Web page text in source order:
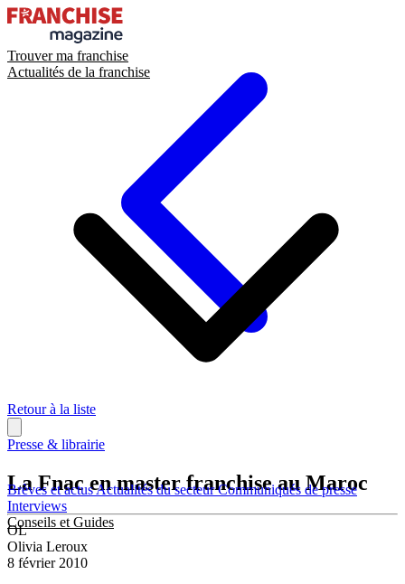
Trouver ma franchise
Actualités de la franchise
Brèves et actusActualités du secteurCommuniqués de presse
Interviews
Conseils et Guides
Retour à la liste
Presse & librairie
La Fnac en master franchise au Maroc
OL
Olivia Leroux
8 février 2010